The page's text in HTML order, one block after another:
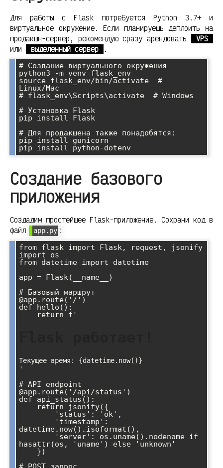
Для работы с Flask потребуется Python 3.7+ и
виртуальное окружение. Если планируешь деплоить на
продакшн-сервер, рекомендую сразу арендовать
VPS
или
выделенный сервер .
# Создание виртуального окружения
python3 -m venv flask_env
source flask_env/bin/activate  #
Linux/Mac
# flask_env\Scripts\activate  # Windows
# Установка Flask
pip install Flask
# Для продакшена также понадобятся:
pip install gunicorn
Создание базового
приложения
Создадим простейшее Flask-приложение. Сохрани код в
файл
app.py :
from flask import Flask, request, jsonify
import os
from datetime import datetime
app = Flask(__name__)
# Базовый маршрут
@app.route('/')
def hello():
    return f'
Текущее время: {datetime.now()}
'
# API endpoint
@app.route('/api/status')
def api_status():
datetime.now().isoformat(),
hasattr(os, 'uname') else 'unknown'